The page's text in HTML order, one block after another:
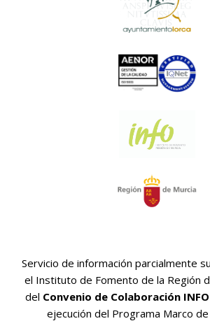
Servicio de información parcialmente
el Instituto de Fomento de la Región
del Convenio de Colaboración
ejecución del Programa Marco